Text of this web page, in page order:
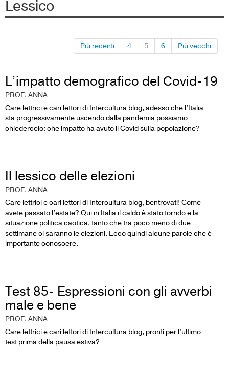
Lessico
Più recenti 4 5 6 Più vecchi
L’impatto demografico del Covid-19
PROF. ANNA
Care lettrici e cari lettori di Intercultura blog, adesso che l’Italia
sta progressivamente uscendo dalla pandemia possiamo
chiedercelo: che impatto ha avuto il Covid sulla popolazione?
Il lessico delle elezioni
PROF. ANNA
Care lettrici e cari lettori di Intercultura blog, bentrovati! Come
avete passato l’estate? Qui in Italia il caldo è stato torrido e la
situazione politica caotica, tanto che tra poco meno di due
settimane ci saranno le elezioni. Ecco quindi alcune parole che è
importante conoscere.
Test 85- Espressioni con gli avverbi
male e bene
PROF. ANNA
Care lettrici e cari lettori di Intercultura blog, pronti per l’ultimo
test prima della pausa estiva?